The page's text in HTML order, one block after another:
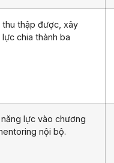
thu thập được, xây
chia thành ba
lực vào chương
nội bộ.